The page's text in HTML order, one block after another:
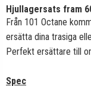
Hjullagersats fram
Från 101 Octane
ersätta dina trasiga
Perfekt ersättare till
Spec